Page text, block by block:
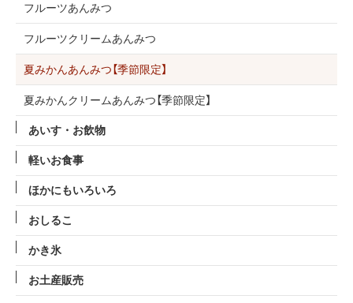
フルーツあんみつ
フルーツクリームあんみつ
夏みかんあんみつ【季節限定】
夏みかんクリームあんみつ【季節限定】
あいす・お飲物
軽いお食事
ほかにもいろいろ
おしるこ
かき氷
お土産販売